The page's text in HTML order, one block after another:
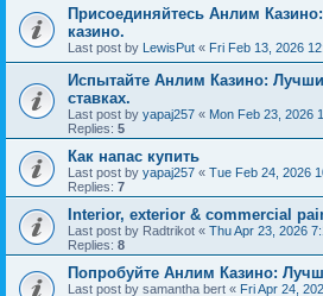
Присоединяйтесь Анлим
казино.
Last post by LewisPut « Fri Feb 13, 2026
Испытайте Анлим Казино:
ставках.
Last post by yapaj257 « Mon Feb 23, 2026
Replies: 5
Как напас купить
Last post by yapaj257 « Tue Feb 24, 2026
Replies: 7
Interior, exterior & commercial
Last post by Radtrikot « Thu Apr 23, 2026
Replies: 8
Попробуйте Анлим Казино:
Last post by samantha bert « Fri Apr 24,